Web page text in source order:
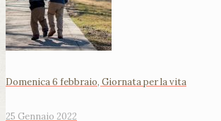
Domenica 6 febbraio, Giornata per la vita
25 Gennaio 2022